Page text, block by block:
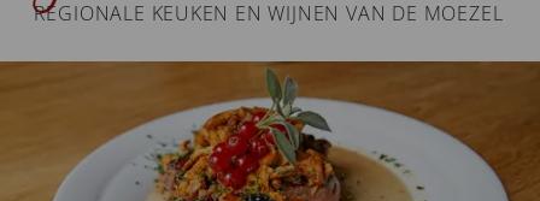
REGIONALE KEUKEN EN WIJNEN VAN DE MOEZEL